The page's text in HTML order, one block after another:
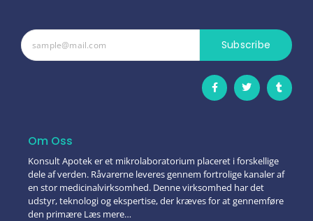
Subscribe
Om Oss
Konsult Apotek er et mikrolaboratorium placeret i forskellige
dele af verden. Råvarerne leveres gennem fortrolige kanaler af
en stor medicinalvirksomhed. Denne virksomhed har det
udstyr, teknologi og ekspertise, der kræves for at gennemføre
den primære Læs mere…